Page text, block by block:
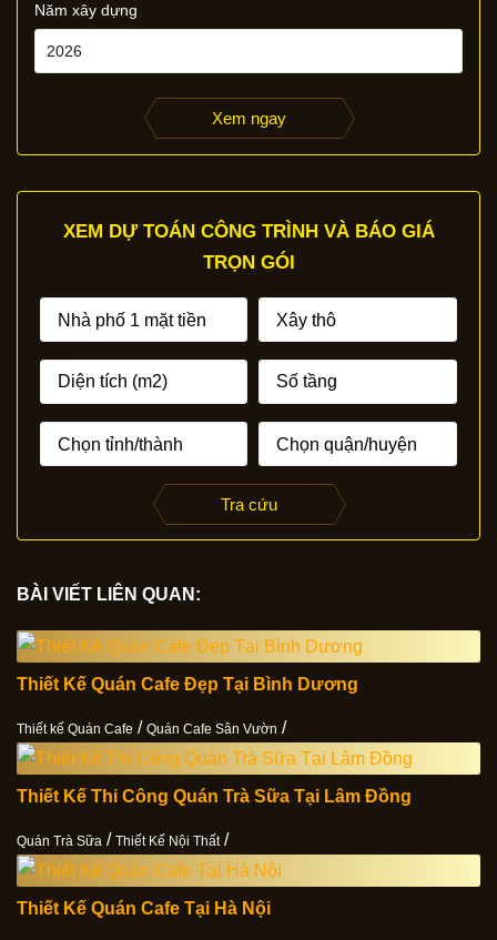
Năm xây dựng
Xem ngay
XEM DỰ TOÁN CÔNG TRÌNH VÀ BÁO GIÁ
TRỌN GÓI
Tra cứu
BÀI VIẾT LIÊN QUAN:
Thiết Kế Quán Cafe Đẹp Tại Bình Dương
Thiết kế Quán Cafe / Quán Cafe Sân Vườn /
Thiết Kế Thi Công Quán Trà Sữa Tại Lâm Đồng
Quán Trà Sữa / Thiết Kế Nội Thất/
Thiết Kế Quán Cafe Tại Hà Nội